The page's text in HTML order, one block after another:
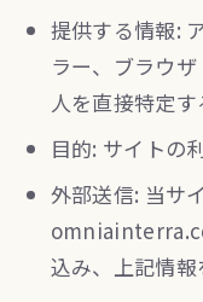
提供する情報:
ラー、ブラウ
人を直接特定す
目的: サイトの
外部送信: 当サ
込み、上記情報